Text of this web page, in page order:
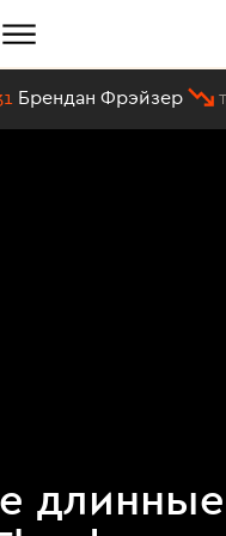
Топ-100 самых